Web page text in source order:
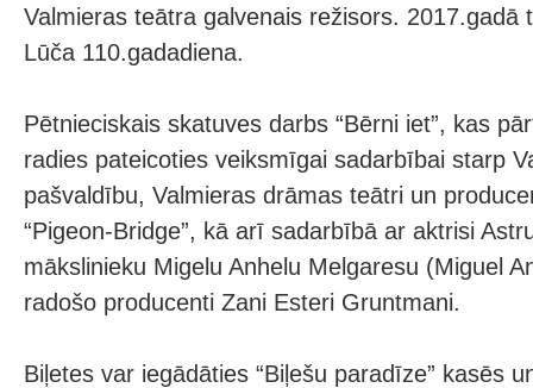
Valmieras teātra galvenais režisors. 2017.gadā
Lūča 110.gadadiena.
Pētnieciskais skatuves darbs “Bērni iet”, kas
radies pateicoties veiksmīgai sadarbībai starp
pašvaldību, Valmieras drāmas teātri un
“Pigeon-Bridge”, kā arī sadarbībā ar aktrisi
mākslinieku Migelu Anhelu Melgaresu (Miguel
radošo producenti Zani Esteri Gruntmani.
Biļetes var iegādāties “Biļešu paradīze” kasēs